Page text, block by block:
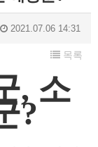
2021.07.06 14:31
목록
, 소
?